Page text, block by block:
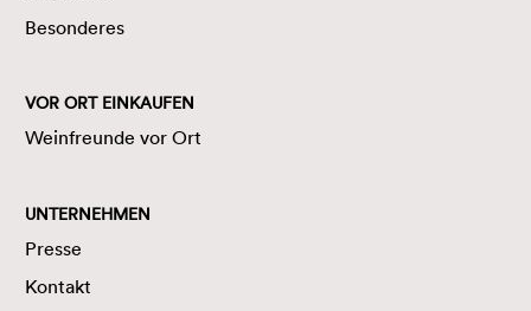
Besonderes
VOR ORT EINKAUFEN
Weinfreunde vor Ort
UNTERNEHMEN
Presse
Kontakt